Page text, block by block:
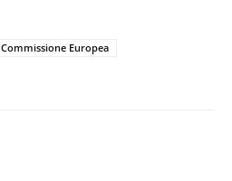
Commissione Europea